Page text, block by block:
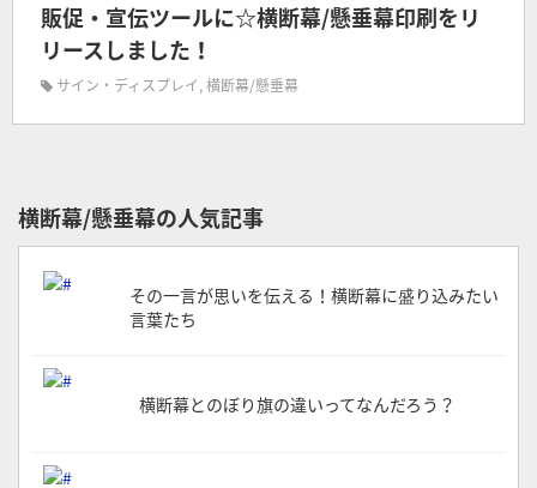
販促・宣伝ツールに☆横断幕/懸垂幕印刷をリ
リースしました！
サイン・ディスプレイ,横断幕/懸垂幕
横断幕/懸垂幕の人気記事
その一言が思いを伝える！横断幕に盛り込みたい
言葉たち
横断幕とのぼり旗の違いってなんだろう？